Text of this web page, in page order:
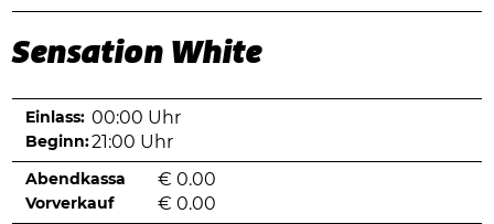
Sensation White
Einlass: 00:00 Uhr
Beginn:21:00 Uhr
Abendkassa € 0.00
Vorverkauf € 0.00